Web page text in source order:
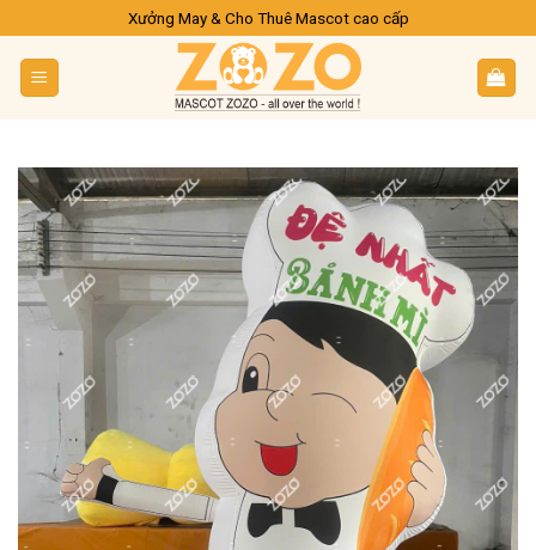
content
Xưởng May & Cho Thuê Mascot cao cấp